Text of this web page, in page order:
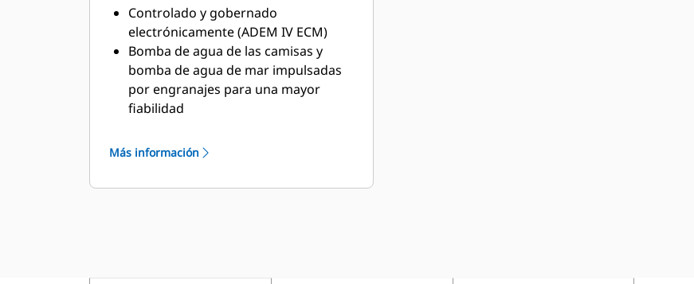
Controlado y gobernado
electrónicamente (ADEM IV ECM)
Bomba de agua de las camisas y
bomba de agua de mar impulsadas
por engranajes para una mayor
fiabilidad
Placa intercambiadora de calor de
Opciones de servicio disponibles del
Más información